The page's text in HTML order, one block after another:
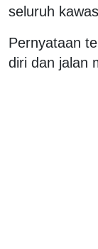
seluruh
Pernyataan
diri dan jalan